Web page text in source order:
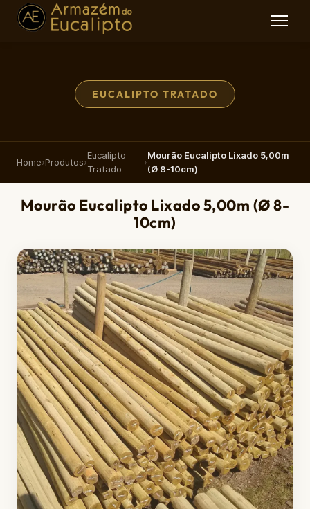
EUCALIPTO TRATADO
Home›Produtos›
Eucalipto
Tratado
›
Mourão Eucalipto Lixado 5,00m
(Ø 8-10cm)
Mourão Eucalipto Lixado 5,00m (Ø 8-
10cm)